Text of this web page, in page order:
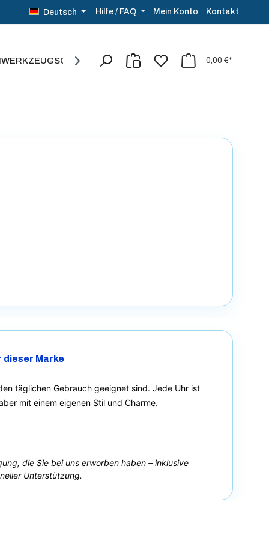
Deutsch Hilfe / FAQ Mein Konto Kontakt
SCHMUCK SALE% 0,00 €*
Marke
täglichen Gebrauch geeignet sind. Jede Uhr ist
mit einem eigenen Stil und Charme.
die Sie bei uns erworben haben – inklusive
Unterstützung.